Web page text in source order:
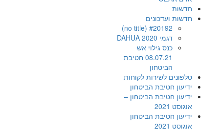
חדשות
חדשות ועדכונים
#20192 (no title)
דגמי DAHUA 2020
כנס גילוי אש
08.07.21 חטיבת
הביטחון
טלפונים לשירות לקוחות
ידיעון חטיבת הביטחון
ידיעון חטיבת הביטחון –
אוגוסט 2021
ידיעון חטיבת הביטחון
אוגוסט 2021